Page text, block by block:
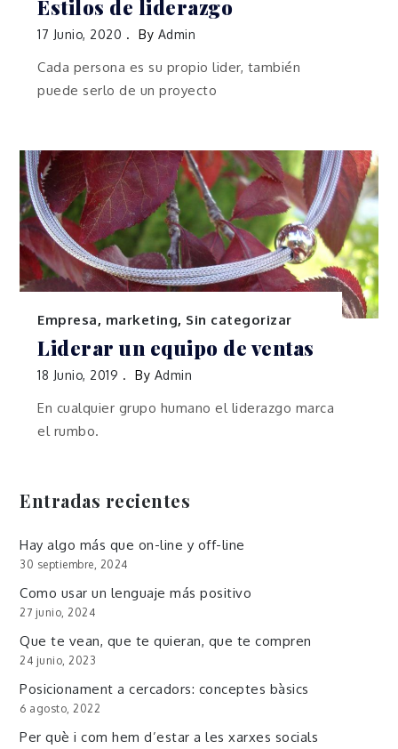
Estilos de liderazgo
17 Junio, 2020 By Admin
Cada persona es su propio lider, también
puede serlo de un proyecto
Empresa, marketing, Sin categorizar
Liderar un equipo de ventas
18 Junio, 2019 By Admin
En cualquier grupo humano el liderazgo marca
el rumbo.
Entradas recientes
Hay algo más que on-line y off-line
30 septiembre, 2024
Como usar un lenguaje más positivo
27 junio, 2024
Que te vean, que te quieran, que te compren
24 junio, 2023
Posicionament a cercadors: conceptes bàsics
6 agosto, 2022
Per què i com hem d’estar a les xarxes socials